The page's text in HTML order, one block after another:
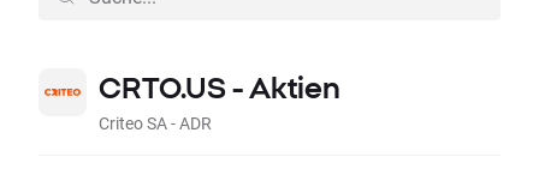
CRTO.US - Aktien
Criteo SA - ADR